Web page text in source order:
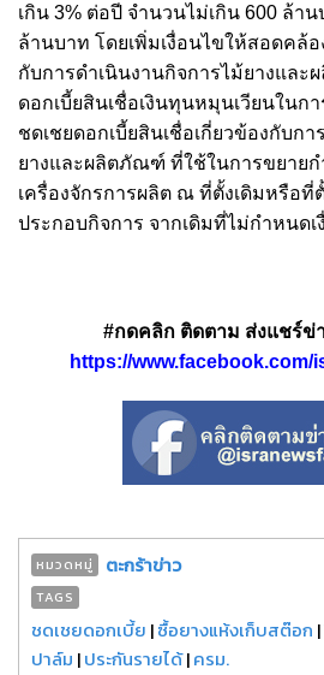
เกิน 3% ต่อปี จำนวนไม่เกิน 600 ล้าน
ล้านบาท โดยเพิ่มเงื่อนไขให้สอดคล้
กับการดำเนินงานกิจการไม้ยางแล
ดอกเบี้ยสินเชื่อเงินทุนหมุนเวียนในก
ชดเชยดอกเบี้ยสินเชื่อเกี่ยวข้องกับก
ยางและผลิตภัณฑ์ ที่ใช้ในการขยายก
เครื่องจักรการผลิต ณ ที่ตั้งเดิมหรือที่
ประกอบกิจการ จากเดิมที่ไม่กำหนดเ
#กดคลิก ติดตาม ส่งแชร์ข่
https://www.facebook.com/
หมวดหมู่ ตะกร้าข่าว
TAGS
ชดเชยดอกเบี้ย |ซื้อยางแห้งเก็บสต๊อก |
ปาล์ม |ประกันรายได้|ครม.